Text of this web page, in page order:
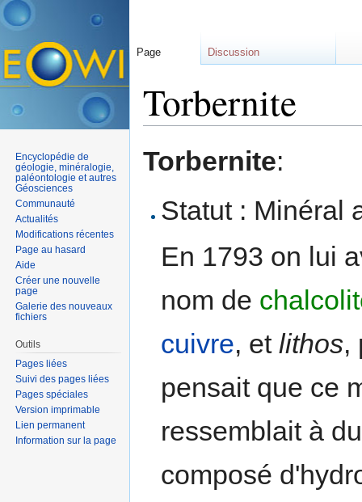
Torbernite
Torbernite:
Statut : Minéral
En 1793 on lui
nom de
cuivre, etlithos,
pensait que ce
ressemblait à
composé
Page Discussion
Encyclopédie de
géologie, minéralogie,
paléontologie et autres
Géosciences
Communauté
Actualités
Modifications récentes
Page au hasard
Aide
Créer une nouvelle
page
Galerie des nouveaux
fichiers
Outils
Pages liées
Suivi des pages liées
Pages spéciales
Version imprimable
Lien permanent
Information sur la page